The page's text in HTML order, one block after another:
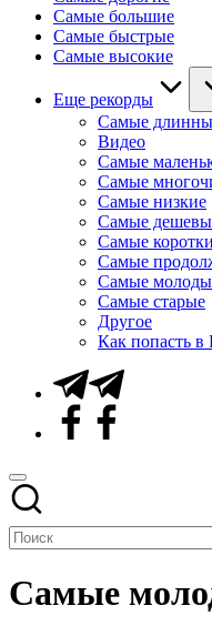
Самые большие
Самые быстрые
Самые высокие
Еще рекорды
Самые
Видео
Самые
Самые
Самые низкие
Самые
Самые
Самые
Самые
Самые старые
Другое
Как попасть в
Telegram
Facebook
Самые